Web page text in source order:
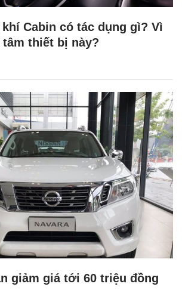
Cabin có tác dụng gì? Vì
tâm thiết bị này?
giảm giá tới 60 triệu đồng